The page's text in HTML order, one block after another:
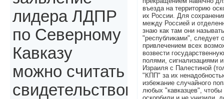
въезда на территорию
их России. Для
между Россией и
знаю как там они
"республиками", следует
привлечением всех
возвести
полями, сигнализациями
Израиля с Палестиной
"КПП" за их
избежание случайного
любых "кавказцев",
лидера ЛДПР
по Северному
Кавказу
можно считать
свидетельством